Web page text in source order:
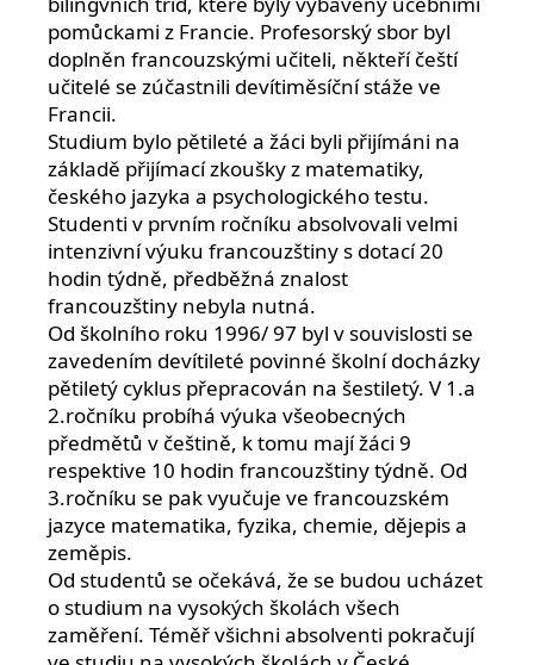
pomůckami z Francie. Profesorský sbor byl
doplněn francouzskými učiteli, někteří čeští
učitelé se zúčastnili devítiměsíční stáže ve
Francii.
Studium bylo pětileté a žáci byli přijímáni na
základě přijímací zkoušky z matematiky,
českého jazyka a psychologického testu.
Studenti v prvním ročníku absolvovali velmi
intenzivní výuku francouzštiny s dotací 20
hodin týdně, předběžná znalost
francouzštiny nebyla nutná.
Od školního roku 1996/ 97 byl v souvislosti se
zavedením devítileté povinné školní docházky
pětiletý cyklus přepracován na šestiletý. V 1.a
2.ročníku probíhá výuka všeobecných
předmětů v češtině, k tomu mají žáci 9
respektive 10 hodin francouzštiny týdně. Od
3.ročníku se pak vyučuje ve francouzském
jazyce matematika, fyzika, chemie, dějepis a
zeměpis.
Od studentů se očekává, že se budou ucházet
o studium na vysokých školách všech
zaměření. Téměř všichni absolventi pokračují